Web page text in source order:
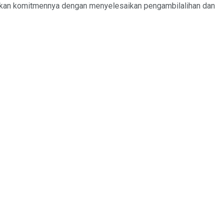
komitmennya dengan menyelesaikan pengambilalihan dan